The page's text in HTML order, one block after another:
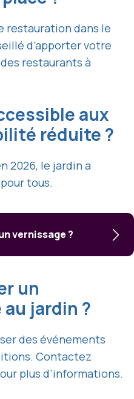
restauration dans le
d’apporter votre
restaurants à
aux
réduite ?
2026, le jardin a
tous.
vernissage ?
un
jardin ?
des événements
Contactez
plus d’informations.